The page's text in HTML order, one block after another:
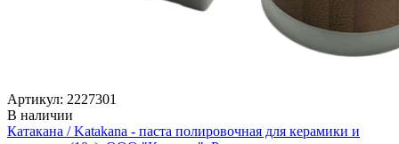
Артикул: 2227301
В наличии
Катакана / Katakana - паста полировочная для керамики и